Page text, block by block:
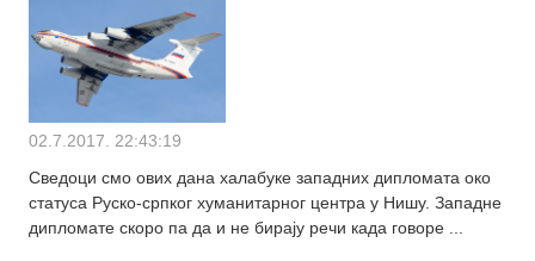
02.7.2017. 22:43:19
Сведоци смо ових дана халабуке западних дипломата око
статуса Руско-српког хуманитарног центра у Нишу. Западне
дипломате скоро па да и не бирају речи када говоре ...